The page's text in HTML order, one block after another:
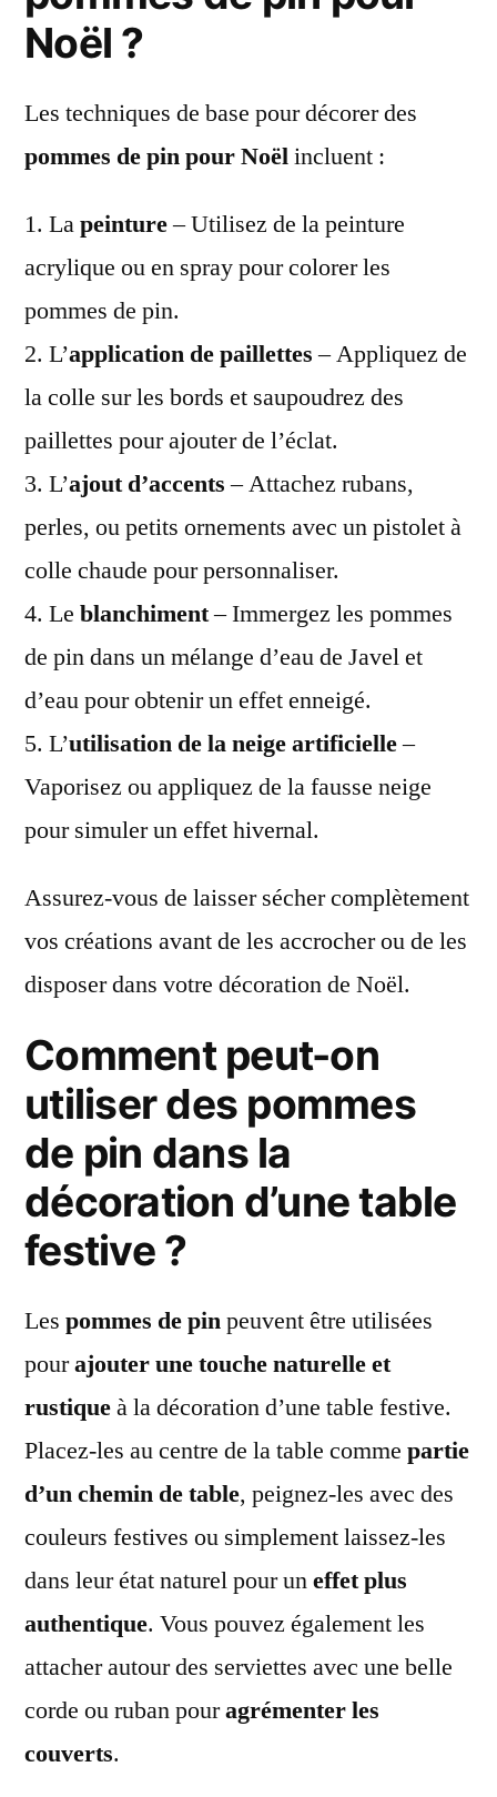
Noël ?
Les techniques de base pour décorer des
pommes de pin pour Noëlincluent :
1. Lapeinture– Utilisez de la peinture
acrylique ou en spray pour colorer les
pommes de pin.
2. L’application de paillettes– Appliquez de
la colle sur les bords et saupoudrez des
paillettes pour ajouter de l’éclat.
3. L’ajout d’accents– Attachez rubans,
perles, ou petits ornements avec un pistolet à
colle chaude pour personnaliser.
4. Le blanchiment– Immergez les pommes
de pin dans un mélange d’eau de Javel et
d’eau pour obtenir un effet enneigé.
5. L’utilisation de la neige artificielle–
Vaporisez ou appliquez de la fausse neige
pour simuler un effet hivernal.
Assurez-vous de laisser sécher complètement
vos créations avant de les accrocher ou de les
disposer dans votre décoration de Noël.
Comment peut-on
utiliser des pommes
de pin dans la
décoration d’une table
festive ?
Les pommes de pinpeuvent être utilisées
pourajouter une touche naturelle et
rustiqueà la décoration d’une table festive.
Placez-les au centre de la table comme partie
d’un chemin de table, peignez-les avec des
couleurs festives ou simplement laissez-les
dans leur état naturel pour uneffet plus
authentique. Vous pouvez également les
attacher autour des serviettes avec une belle
corde ou ruban pouragrémenter les
couverts.